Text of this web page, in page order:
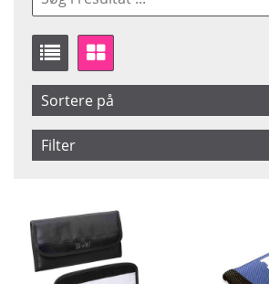
Sortere på
Produkt Kode
Filter
Pris
Ikke på lager